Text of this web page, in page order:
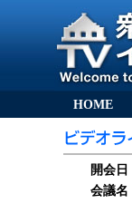
HOME
開会日
会議名